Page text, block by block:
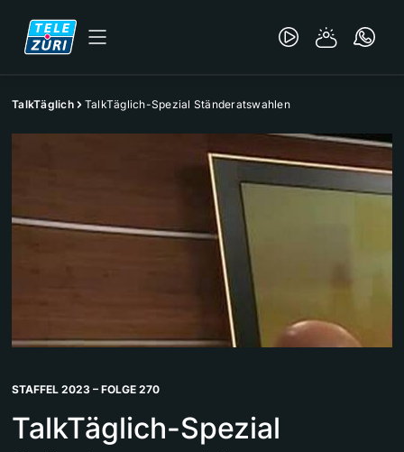
TalkTäglich TalkTäglich-Spezial Ständeratswahlen
STAFFEL 2023 – FOLGE 270
TalkTäglich-Spezial